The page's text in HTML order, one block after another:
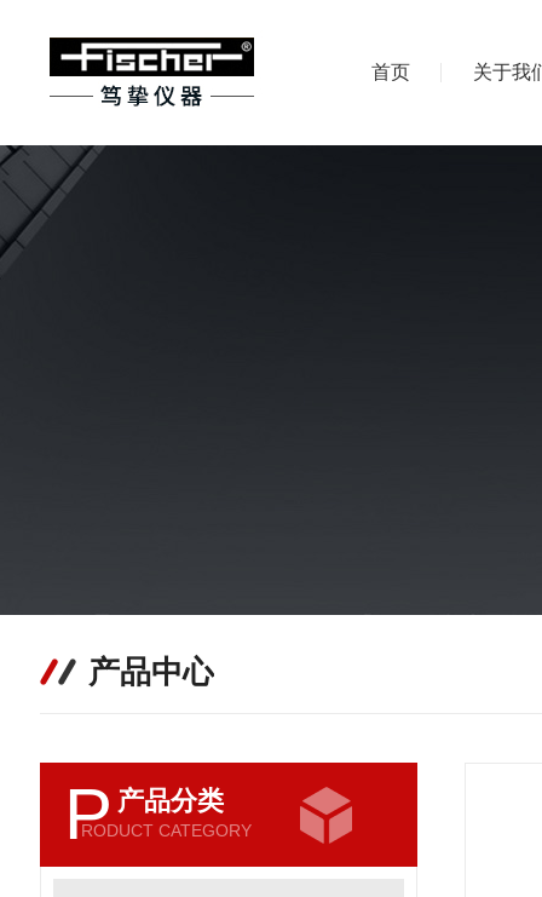
首页 关于我
产品中心
P 产品分类
RODUCT CATEGORY